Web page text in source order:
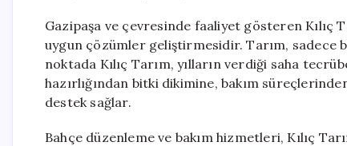
Gazipaşa ve çevresinde faaliyet gösteren Kılıç
uygun çözümler geliştirmesidir. Tarım, sadece
noktada Kılıç Tarım, yılların verdiği saha
hazırlığından bitki dikimine, bakım
destek sağlar.
Bahçe düzenleme ve bakım hizmetleri, Kılıç